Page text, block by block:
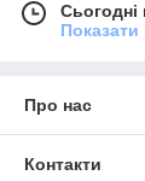
Сьогодні
Показати
Про нас
Контакти